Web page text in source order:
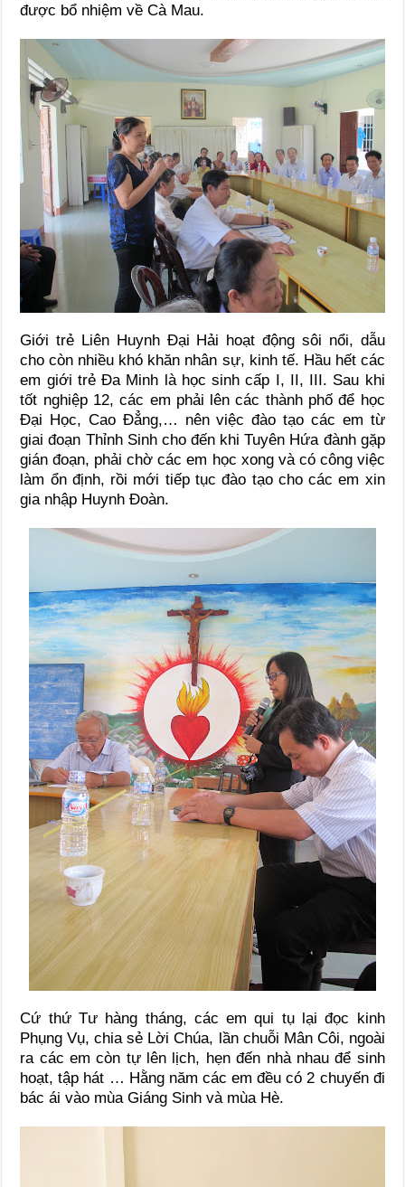
được bổ nhiệm về Cà Mau.
Giới trẻ Liên Huynh Đại Hải hoạt động sôi nổi, dẫu
cho còn nhiều khó khăn nhân sự, kinh tế. Hầu hết các
em giới trẻ Đa Minh là học sinh cấp I, II, III. Sau khi
tốt nghiệp 12, các em phải lên các thành phố để học
Đại Học, Cao Đẳng,… nên việc đào tạo các em từ
giai đoạn Thỉnh Sinh cho đến khi Tuyên Hứa đành gặp
gián đoạn, phải chờ các em học xong và có công việc
làm ổn định, rồi mới tiếp tục đào tạo cho các em xin
gia nhập Huynh Đoàn.
Cứ thứ Tư hàng tháng, các em qui tụ lại đọc kinh
Phụng Vụ, chia sẻ Lời Chúa, lần chuỗi Mân Côi, ngoài
ra các em còn tự lên lịch, hẹn đến nhà nhau để sinh
hoạt, tập hát … Hằng năm các em đều có 2 chuyến đi
bác ái vào mùa Giáng Sinh và mùa Hè.